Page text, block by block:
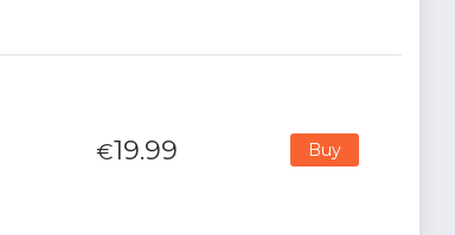
€19.99 Buy